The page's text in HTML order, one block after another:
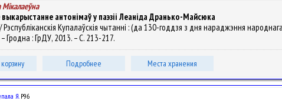
Мікалаеўна
антонімаў у паэзіі Леаніда Дранько-Майсюка
Рэспубліканскія Купалаўскія чытанні : (да 130-годдзя з дня нараджэння
Гродна : ГрДУ, 2013. – С. 213-217.
Подробнее Места хранения
Я.Р96